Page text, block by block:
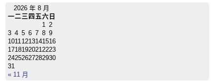
2026 年 8 月
一二三 四 五六 日
1 2
3 4 5 6 7 8 9
10111213141516
17181920212223
24252627282930
31
« 11 月